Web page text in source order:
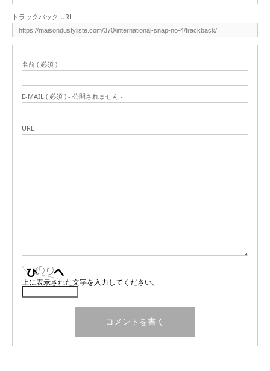
トラックバック URL
名前 ( 必須 )
E-MAIL ( 必須 ) - 公開されません -
URL
上に表示された文字を入力してください。